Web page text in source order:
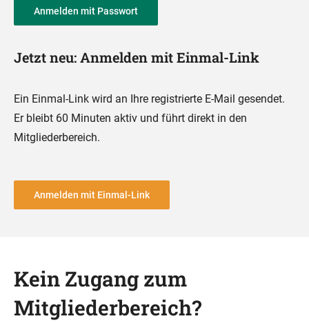
Anmelden mit Passwort
Jetzt neu: Anmelden mit Einmal-Link
Ein Einmal-Link wird an Ihre registrierte E-Mail gesendet.
Er bleibt 60 Minuten aktiv und führt direkt in den
Mitgliederbereich.
Anmelden mit Einmal-Link
Kein Zugang zum
Mitgliederbereich?